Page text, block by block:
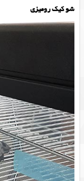
شو کیک رومیزی